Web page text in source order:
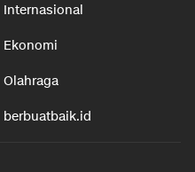
Internasional
Ekonomi
Olahraga
berbuatbaik.id